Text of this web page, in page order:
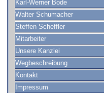
Karl-Werner Bode
Walter Schumacher
Steffen Scheffler
Mitarbeiter
Unsere Kanzlei
Wegbeschreibung
Kontakt
Impressum